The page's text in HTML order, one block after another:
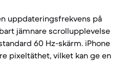
uppdateringsfrekvens på
jämnare scrollupplevelse
60 Hz-skärm. iPhone
pixeltäthet, vilket kan ge en